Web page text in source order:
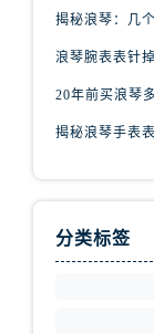
揭秘浪琴：几
浪琴腕表表针
分类标签